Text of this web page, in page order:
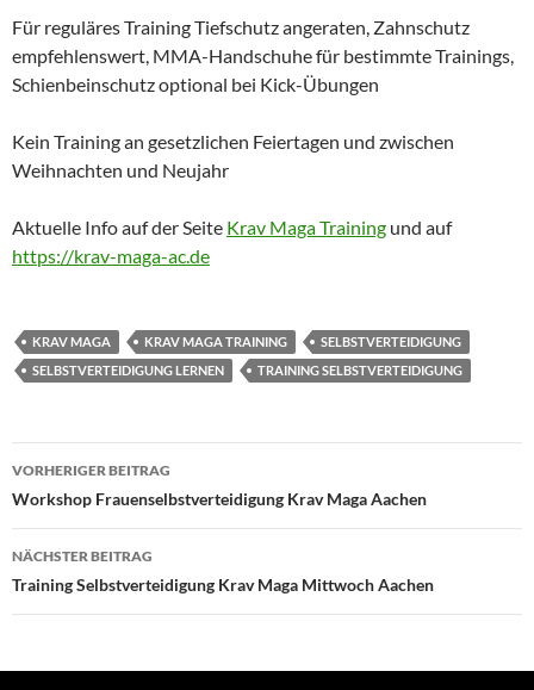
Für reguläres Training Tiefschutz angeraten, Zahnschutz
empfehlenswert, MMA-Handschuhe für bestimmte Trainings,
Schienbeinschutz optional bei Kick-Übungen
Kein Training an gesetzlichen Feiertagen und zwischen
Weihnachten und Neujahr
Aktuelle Info auf der Seite Krav Maga Training und auf
https://krav-maga-ac.de
KRAV MAGA KRAV MAGA TRAINING
SELBSTVERTEIDIGUNG
SELBSTVERTEIDIGUNG LERNEN
TRAINING SELBSTVERTEIDIGUNG
Beitragsnavigation
VORHERIGER BEITRAG
Workshop Frauenselbstverteidigung Krav Maga Aachen
NÄCHSTER BEITRAG
Training Selbstverteidigung Krav Maga Mittwoch Aachen